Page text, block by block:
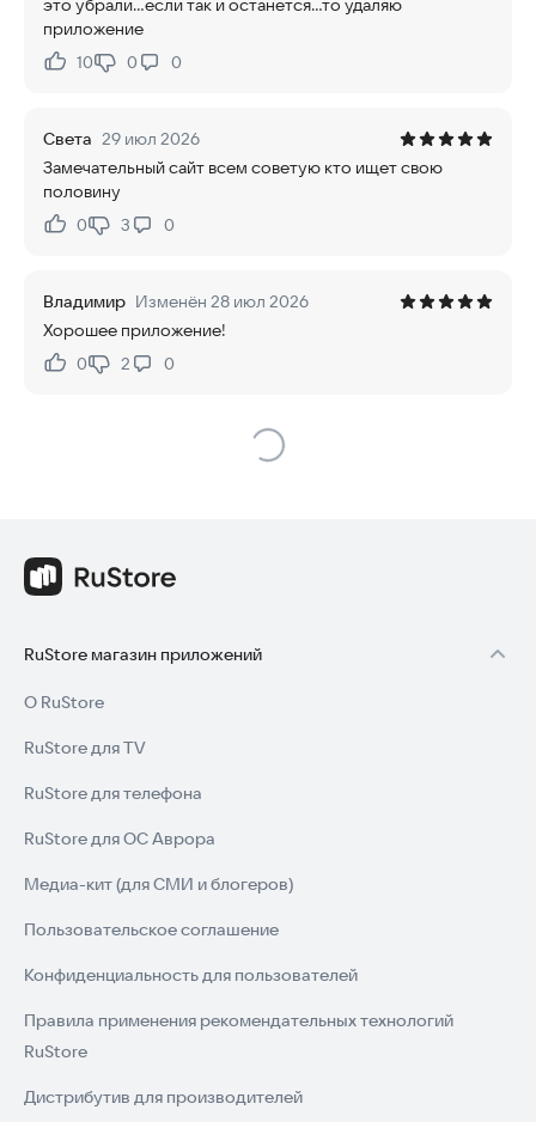
это убрали...если так и останется...то удаляю
приложение
Нравится:
10Не нравится:
0 0
Света 29 июл 2026
Замечательный сайт всем советую кто ищет свою
половину
Нравится:
0Не нравится:
3 0
Владимир Изменён 28 июл 2026
Хорошее приложение!
Нравится:
0Не нравится:
2 0
RuStore магазин приложений
О RuStore
RuStore для TV
RuStore для телефона
RuStore для ОС Аврора
Медиа-кит (для СМИ и блогеров)
Пользовательское соглашение
Конфиденциальность для пользователей
Правила применения рекомендательных технологий
RuStore
Дистрибутив для производителей